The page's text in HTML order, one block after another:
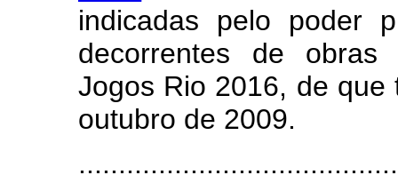
indicadas pelo poder
decorrentes de
Jogos Rio 2016, de
outubro de 2009.